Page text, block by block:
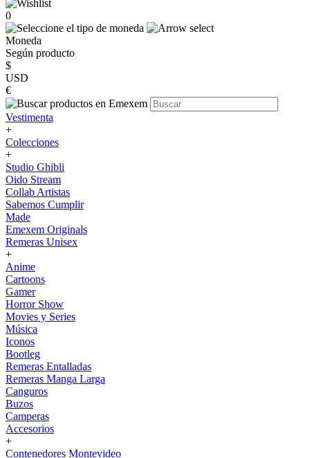
0
Moneda
Según producto
$
USD
€
Vestimenta
+
Colecciones
+
Studio Ghibli
Oido Stream
Collab Artistas
Sabemos Cumplir
Made
Emexem Originals
Remeras Unisex
+
Anime
Cartoons
Gamer
Horror Show
Movies y Series
Música
Iconos
Bootleg
Remeras Entalladas
Remeras Manga Larga
Canguros
Buzos
Camperas
Accesorios
+
Contenedores Montevideo